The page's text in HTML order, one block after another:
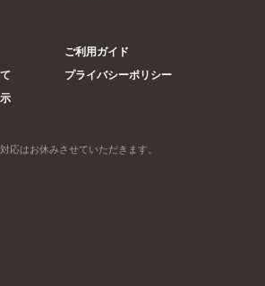
ご利用ガイド
プライバシーポリシー
応はお休みさせていただきます。